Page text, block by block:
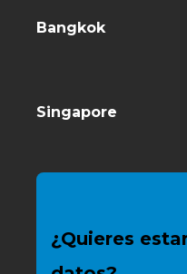
Bangkok
Singapore
¿Quieres